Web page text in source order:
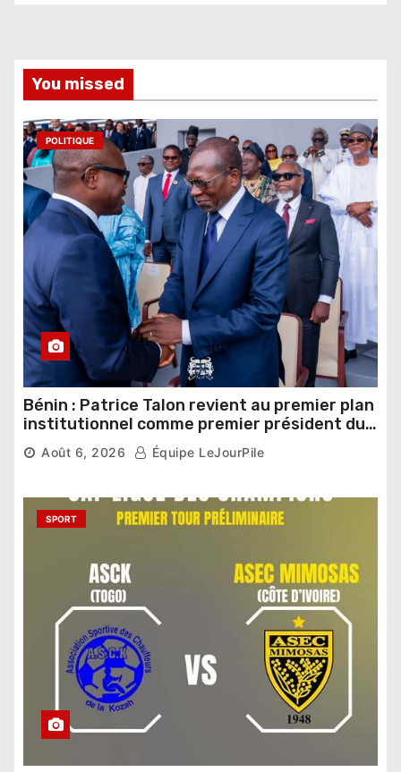
You missed
POLITIQUE
Bénin : Patrice Talon revient au premier plan
institutionnel comme premier président du
Sénat
Août 6, 2026 Équipe LeJourPile
SPORT